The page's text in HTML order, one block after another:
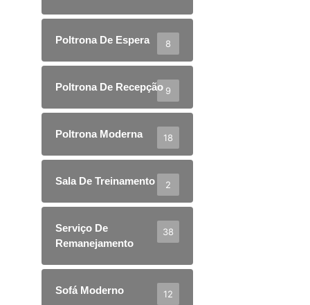
Poltrona De Espera 8
Poltrona De Recepção 9
Poltrona Moderna 18
Sala De Treinamento 2
Serviço De
Remanejamento
38
Sofá Moderno 12